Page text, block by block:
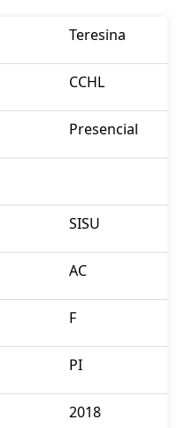
Teresina
CCHL
Presencial
SISU
AC
F
PI
2018